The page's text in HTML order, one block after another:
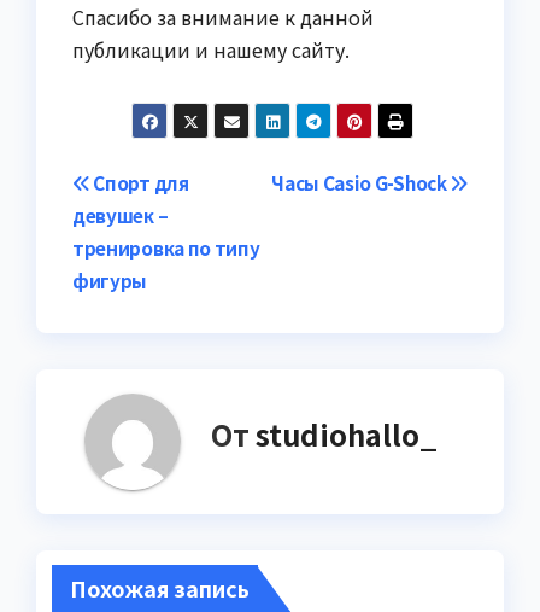
Спасибо за внимание к данной
публикации и нашему сайту.
Навигация
по
записям
Часы Casio G-Shock
Спорт для
девушек –
тренировка по типу
фигуры
Отstudiohallo_
Похожая запись